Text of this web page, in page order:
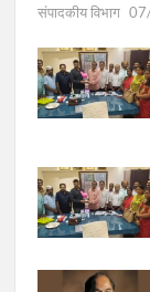
संपादकीय विभाग